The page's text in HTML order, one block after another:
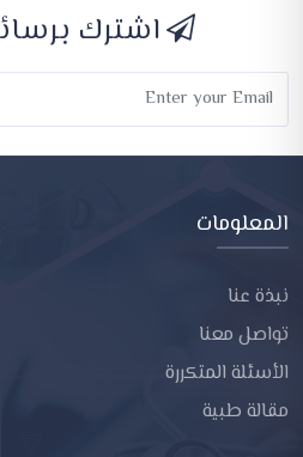
اشترك
المعلومات
نبذة عنا
تواصل معنا
الأسئلة المتكررة
مقالة طبية